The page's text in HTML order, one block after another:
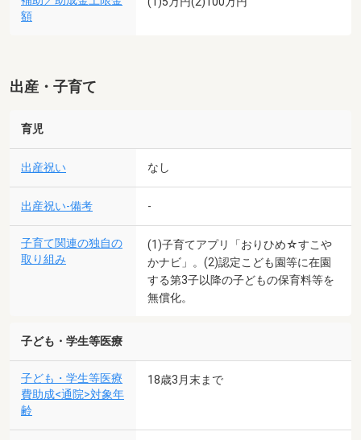
額
出産・子育て
育児
出産祝い なし
出産祝い-備考 -
子育て関連の独自の
取り組み
(1)子育てアプリ「おりひめ☆すこや
かナビ」。(2)認定こども園等に在園
する第3子以降の子どもの保育料等を
無償化。
子ども・学生等医療
子ども・学生等医療
費助成<通院>対象年
齢
18歳3月末まで